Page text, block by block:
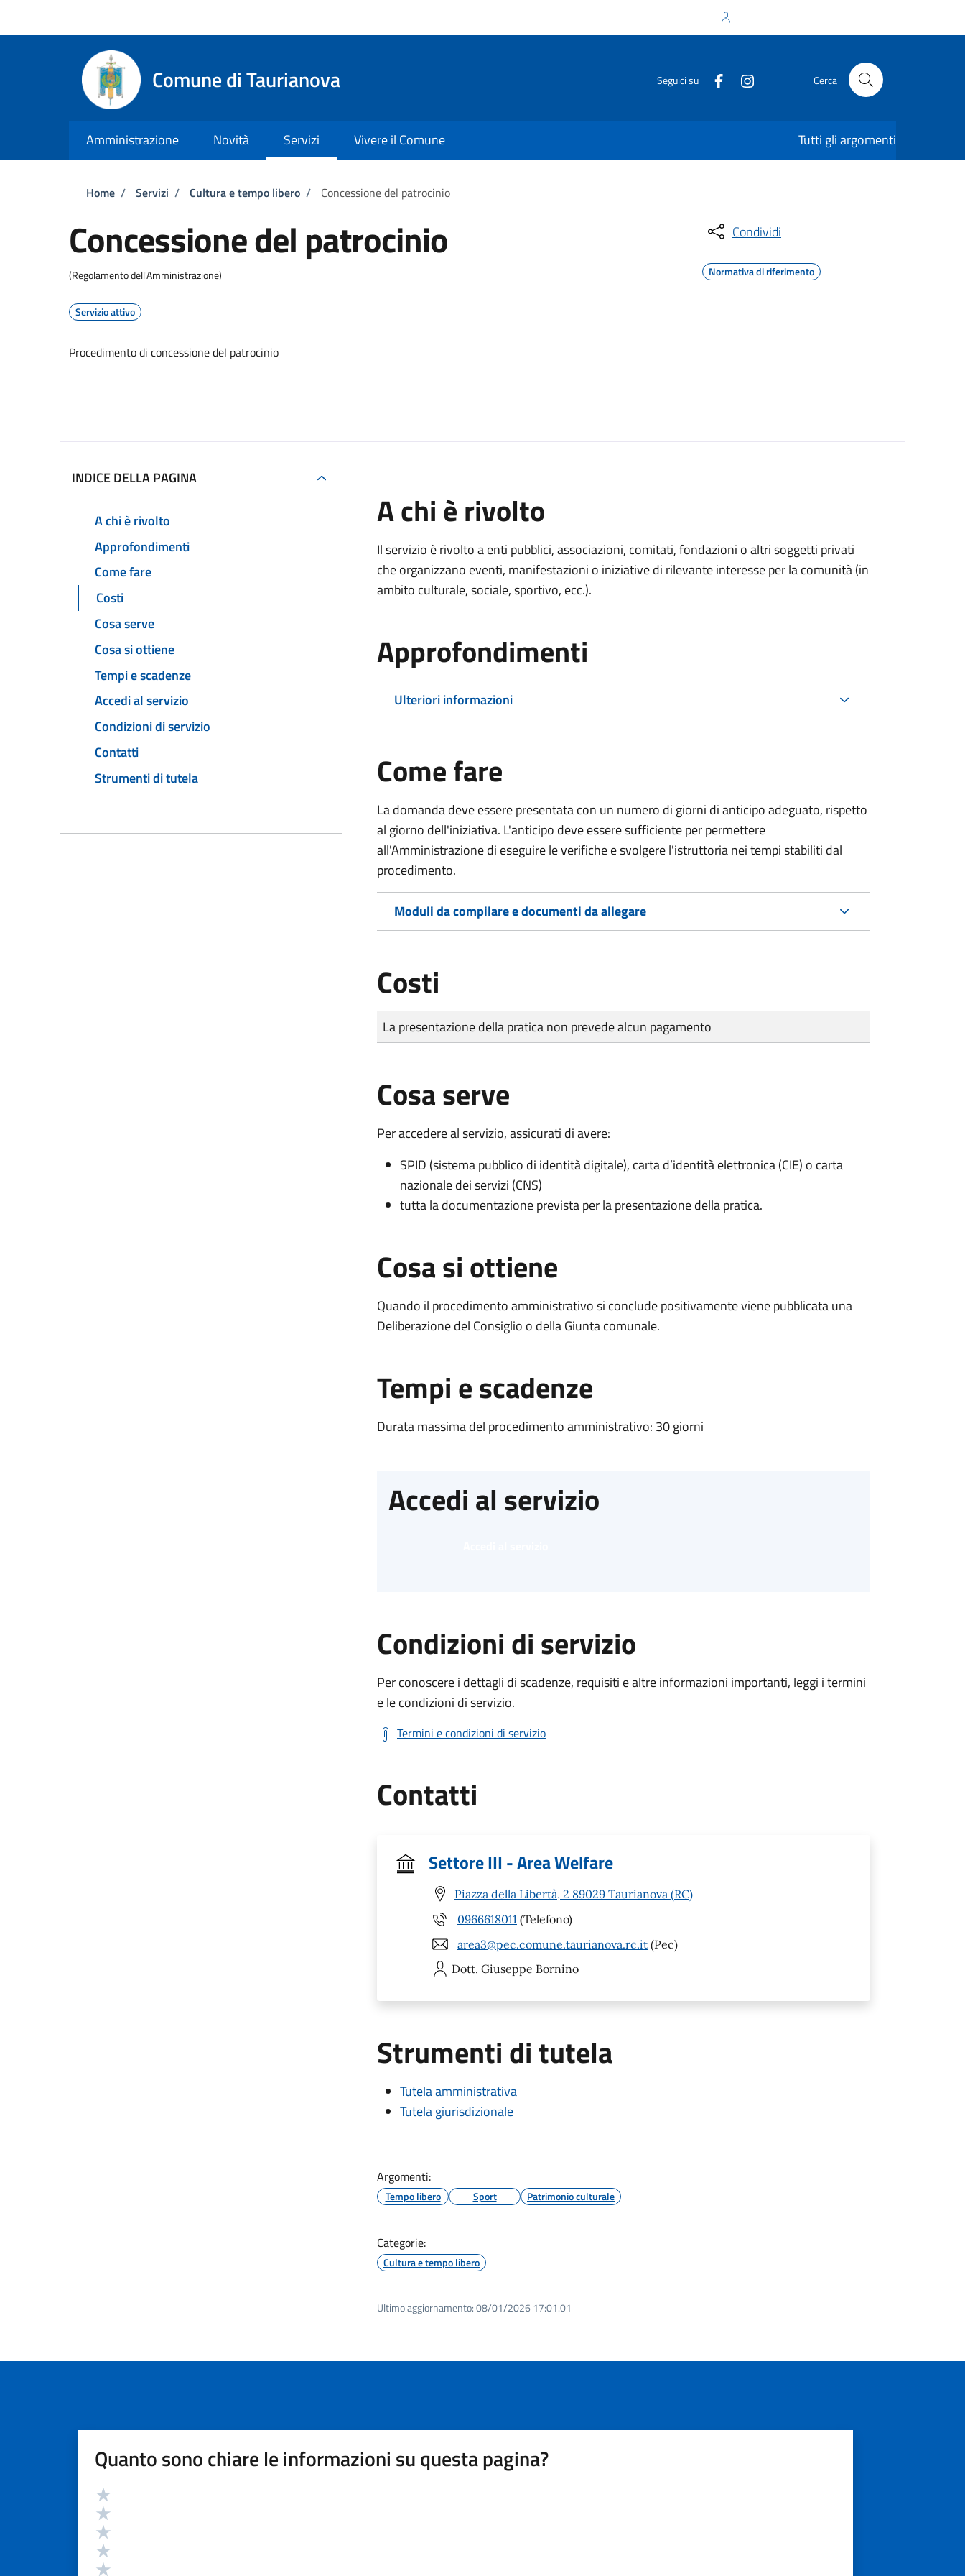
Comune di Taurianova Seguici su Cerca
Amministrazione Novità Servizi Vivere il Comune Tutti gli argomenti
Briciole di pane
Home / Servizi / Cultura e tempo libero / Concessione del patrocinio
Concessione del patrocinio
(Regolamento dell'Amministrazione)
Servizio attivo
Procedimento di concessione del patrocinio
Condividi
Normativa di riferimento
INDICE DELLA PAGINA
A chi è rivolto
Approfondimenti
Come fare
Costi
Cosa serve
Cosa si ottiene
Tempi e scadenze
Accedi al servizio
Condizioni di servizio
Contatti
Strumenti di tutela
A chi è rivolto
Il servizio è rivolto a enti pubblici, associazioni, comitati, fondazioni o altri soggetti privati
che organizzano eventi, manifestazioni o iniziative di rilevante interesse per la comunità (in
ambito culturale, sociale, sportivo, ecc.).
Approfondimenti
Ulteriori informazioni
Come fare
La domanda deve essere presentatacon un numero di giorni di anticipo adeguato, rispetto
al giorno dell'iniziativa. L'anticipo deve essere sufficiente per permettere
all'Amministrazione di eseguire le verifiche e svolgere l'istruttoria nei tempi stabiliti dal
procedimento.
Moduli da compilare e documenti da allegare
Costi
Tipo di pagamento
Importo
La presentazione della pratica non prevede alcun pagamento
Cosa serve
Per accedere al servizio, assicurati di avere:
SPID (sistema pubblico di identità digitale), carta d’identità elettronica (CIE) o carta
nazionale dei servizi (CNS)
tutta la documentazione prevista per la presentazione della pratica.
Cosa si ottiene
Quando il procedimento amministrativo si conclude positivamente viene pubblicata una
Deliberazione del Consiglio o della Giunta comunale.
Tempi e scadenze
Durata massima del procedimento amministrativo: 30 giorni
Accedi al servizio
Condizioni di servizio
Per conoscere i dettagli di scadenze, requisiti e altre informazioni importanti, leggi i termini
e le condizioni di servizio.
Termini e condizioni di servizio
Contatti
Settore III - Area Welfare
Piazza della Libertà, 2 89029 Taurianova (RC)
0966618011 (Telefono)
area3@pec.comune.taurianova.rc.it (Pec)
Dott. Giuseppe Bornino
Strumenti di tutela
Tutela amministrativa
Tutela giurisdizionale
Argomenti:
Tempo libero Sport Patrimonio culturale
Categorie:
Cultura e tempo libero
Ultimo aggiornamento:08/01/2026 17:01.01
Quanto sono chiare le informazioni su questa pagina?
Valutazione